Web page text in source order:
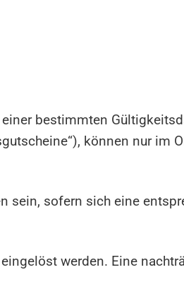
bestimmten
können nur im
sofern sich eine
werden. Eine